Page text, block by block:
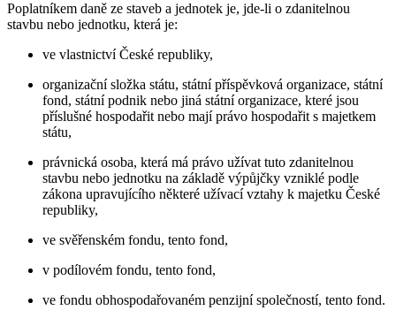
Poplatníkem daně ze staveb a jednotek je, jde-li o zdanitelnou
stavbu nebo jednotku, která je:
ve vlastnictví České republiky,
organizační složka státu, státní příspěvková organizace, státní
fond, státní podnik nebo jiná státní organizace, které jsou
příslušné hospodařit nebo mají právo hospodařit s majetkem
státu,
právnická osoba, která má právo užívat tuto zdanitelnou
stavbu nebo jednotku na základě výpůjčky vzniklé podle
zákona upravujícího některé užívací vztahy k majetku České
republiky,
ve svěřenském fondu, tento fond,
v podílovém fondu, tento fond,
ve fondu obhospodařovaném penzijní společností, tento fond.